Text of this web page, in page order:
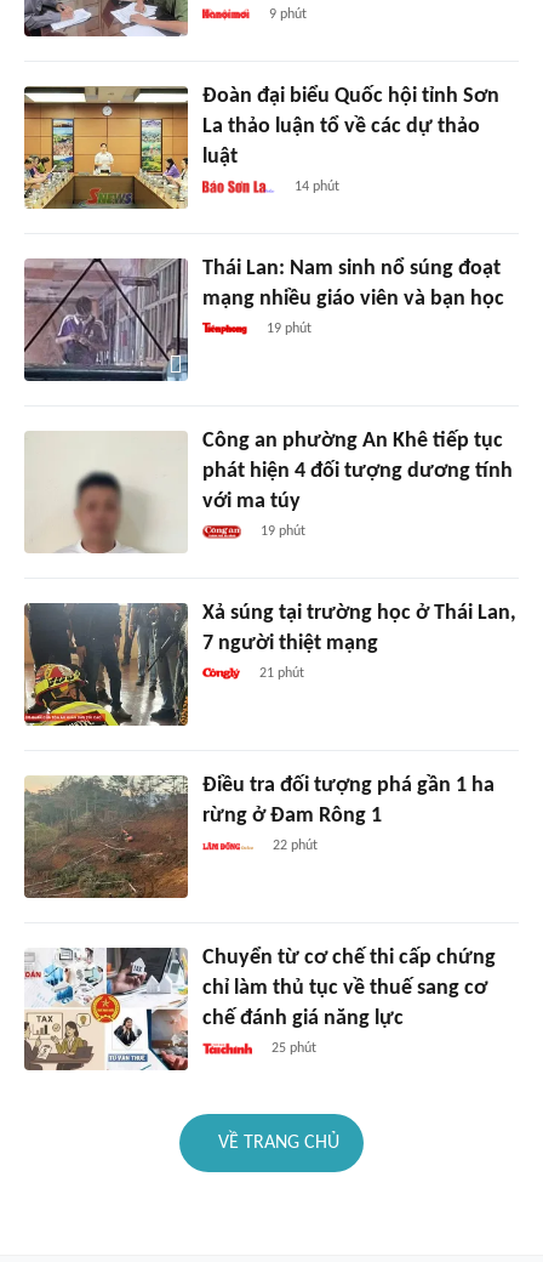
9 phút
Đoàn đại biểu Quốc hội tỉnh Sơn
La thảo luận tổ về các dự thảo
luật
14 phút
Thái Lan: Nam sinh nổ súng đoạt
mạng nhiều giáo viên và bạn học
19 phút
Công an phường An Khê tiếp tục
phát hiện 4 đối tượng dương tính
với ma túy
19 phút
Xả súng tại trường học ở Thái Lan,
7 người thiệt mạng
21 phút
Điều tra đối tượng phá gần 1 ha
rừng ở Đam Rông 1
22 phút
Chuyển từ cơ chế thi cấp chứng
chỉ làm thủ tục về thuế sang cơ
chế đánh giá năng lực
25 phút
VỀ TRANG CHỦ